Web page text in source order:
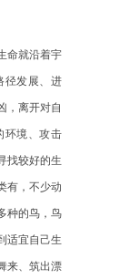
命就沿着宇
径发展、进
，离开对自
环境、攻击
找较好的生
有，不少动
种的鸟，鸟
适宜自己生
来、筑出漂